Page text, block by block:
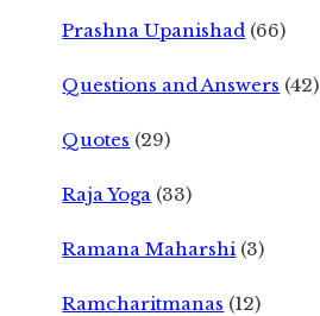
Prashna Upanishad (66)
Questions and Answers (42)
Quotes (29)
Raja Yoga (33)
Ramana Maharshi (3)
Ramcharitmanas (12)